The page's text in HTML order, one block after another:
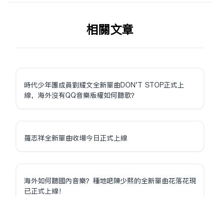
相关文章
時代少年團成員劉耀文全新單曲DON'T STOP正式上
線，海外沒有QQ音樂版權如何聽歌？
羅志祥全新單曲收場今日正式上線
海外如何聽國內音樂？種地吧陳少熙的全新單曲花落花現
已正式上線！